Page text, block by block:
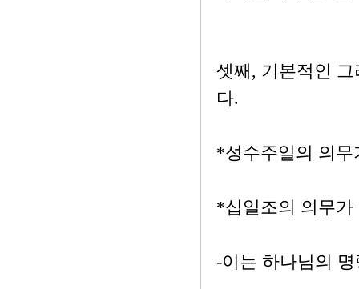
셋째, 기본적인
다.
*성수주일의 의무
*십일조의 의무가
-이는 하나님의